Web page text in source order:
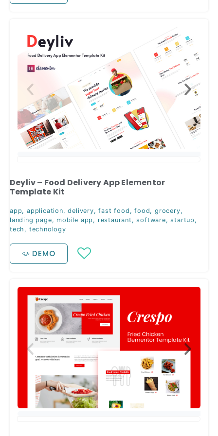
Deyliv – Food Delivery App Elementor
Template Kit
app,application,delivery,fast food ,food,grocery,
landing page, mobile app , restaurant ,software,startup ,
tech , technology
DEMO